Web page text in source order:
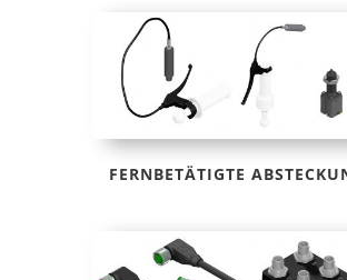
FERNBETÄTIGTE